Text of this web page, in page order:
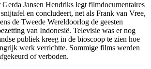
Gerda Jansen Hendriks legt filmdocumentaires
en concludeert, net als Frank van Vree,
de Tweede Wereldoorlog de geesten
van Indonesië. Televisie was er nog
publiek kreeg in de bioscoop te zien hoe
werk verrichtte. Sommige films werden
of verboden.